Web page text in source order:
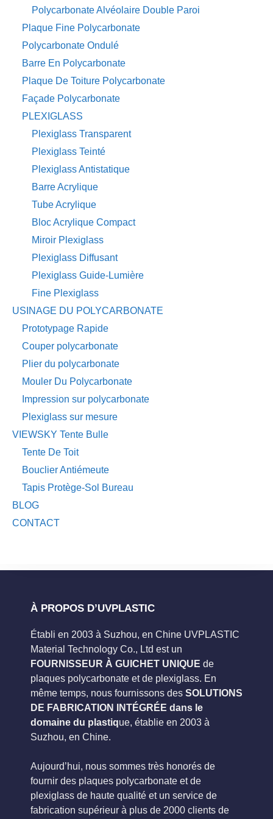
Polycarbonate Alvéolaire Double Paroi
Plaque Fine Polycarbonate
Polycarbonate Ondulé
Barre En Polycarbonate
Plaque De Toiture Polycarbonate
Façade Polycarbonate
PLEXIGLASS
Plexiglass Transparent
Plexiglass Teinté
Plexiglass Antistatique
Barre Acrylique
Tube Acrylique
Bloc Acrylique Compact
Miroir Plexiglass
Plexiglass Diffusant
Plexiglass Guide-Lumière
Fine Plexiglass
USINAGE DU POLYCARBONATE
Prototypage Rapide
Couper polycarbonate
Plier du polycarbonate
Mouler Du Polycarbonate
Impression sur polycarbonate
Plexiglass sur mesure
VIEWSKY Tente Bulle
Tente De Toit
Bouclier Antiémeute
Tapis Protège-Sol Bureau
BLOG
CONTACT
À PROPOS D’UVPLASTIC
Établi en 2003 à Suzhou, en Chine UVPLASTIC
Material Technology Co., Ltd est un
FOURNISSEUR À GUICHET UNIQUE de
plaques polycarbonate et de plexiglass. En
même temps, nous fournissons des SOLUTIONS
DE FABRICATION INTÉGRÉE dans le
domaine du plastique, établie en 2003 à
Suzhou, en Chine.
Aujourd’hui, nous sommes très honorés de
fournir des plaques polycarbonate et de
plexiglass de haute qualité et un service de
fabrication supérieur à plus de 2000 clients de